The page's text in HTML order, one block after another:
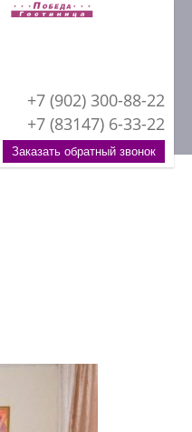
+7 (902) 300-88-22
+7 (83147) 6-33-22
Заказать обратный звонок